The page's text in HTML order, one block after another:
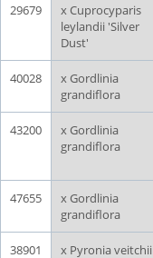
29679
x Cuprocyparis
leylandii 'Silver
Dust'
40028
x Gordlinia
grandiflora
43200
x Gordlinia
grandiflora
47655
x Gordlinia
grandiflora
38901
x Pyronia veitchii